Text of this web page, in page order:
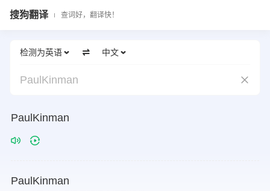
搜狗翻译 查词好，翻译快！
检测为英语 中文
PaulKinman
PaulKinman
PaulKinman